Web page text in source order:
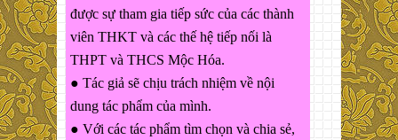
được sự tham gia tiếp sức của các thành
viên THKT và các thế hệ tiếp nối là
THPT và THCS Mộc Hóa.
● Tác giả sẽ chịu trách nhiệm về nội
dung tác phẩm của mình.
● Với các tác phẩm tìm chọn và chia sẻ,